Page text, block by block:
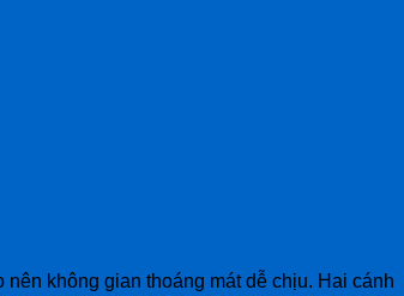
không gian thoáng mát dễ chịu. Hai cánh